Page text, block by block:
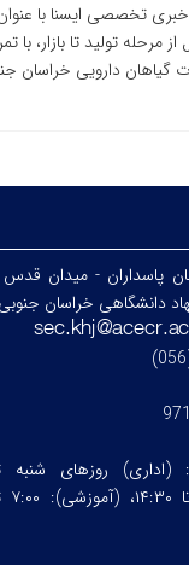
ایسنا با عنوان
تولید تا بازار، با
دارویی خراسان
پاسداران - میدان
دانشگاهی خراسان جنوبی
(اداری) روزهای شنبه